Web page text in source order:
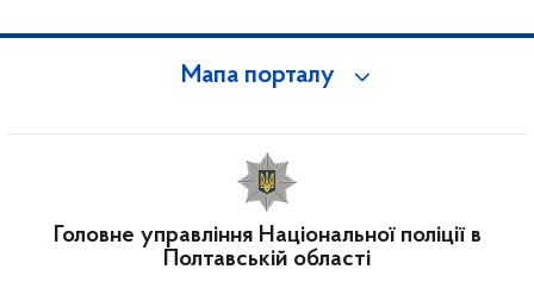
Мапа порталу
Головне управління Національної поліції в
Полтавській області